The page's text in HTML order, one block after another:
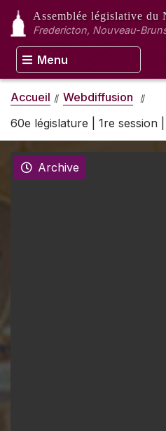
Assemblée législative du
Fredericton, Nouveau-
Menu
Accueil
Webdiffusion
60e législature | 1re session
Archive